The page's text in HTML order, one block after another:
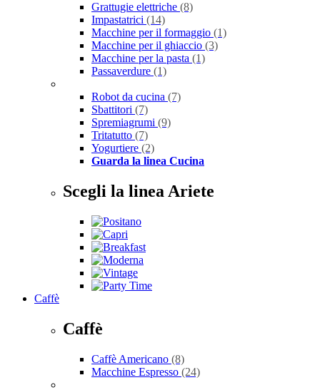
Grattugie elettriche (8)
Impastatrici (14)
Macchine per il formaggio (1)
Macchine per il ghiaccio (3)
Macchine per la pasta (1)
Passaverdure (1)
Robot da cucina (7)
Sbattitori (7)
Spremiagrumi (9)
Tritatutto (7)
Yogurtiere (2)
Guarda la linea Cucina
Scegli la linea Ariete
Caffè
Caffè
Caffè Americano (8)
Macchine Espresso (24)